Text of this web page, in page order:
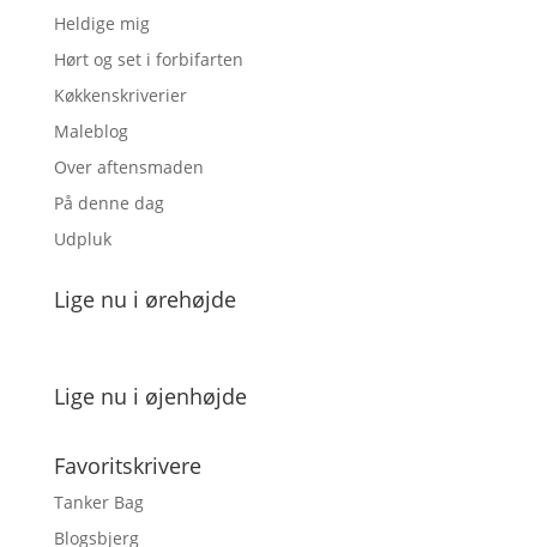
Heldige mig
Hørt og set i forbifarten
Køkkenskriverier
Maleblog
Over aftensmaden
På denne dag
Udpluk
Lige nu i ørehøjde
Lige nu i øjenhøjde
Favoritskrivere
Tanker Bag
Blogsbjerg